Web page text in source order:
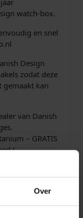
Over
watch-box.
en snel
Design
zodat deze
gemaakt kan
van Danish
– GRATIS
!